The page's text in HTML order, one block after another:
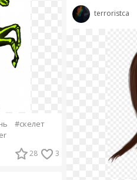
#скелет
28 3
terroristca